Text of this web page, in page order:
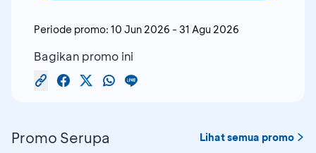
Periode promo: 10 Jun 2026 - 31 Agu 2026
Bagikan promo ini
Promo Serupa Lihat semua promo